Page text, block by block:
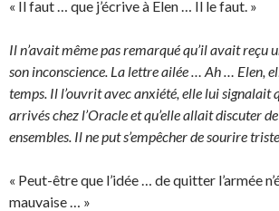
« Il faut … que j’écrive à Elen … Il le faut. »
Il n’avait même pas remarqué qu’il avait reçu
son inconscience. La lettre ailée … Ah … Elen,
temps. Il l’ouvrit avec anxiété, elle lui signalait
arrivés chez l’Oracle et qu’elle allait discuter
ensembles. Il ne put s’empêcher de sourire
« Peut-être que l’idée … de quitter l’armée
mauvaise … »